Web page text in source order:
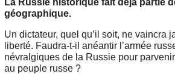
géographique.
Un dictateur, quel qu’il soit, ne vaincra
liberté. Faudra-t-il anéantir l’armée
névralgiques de la Russie pour
au peuple russe ?